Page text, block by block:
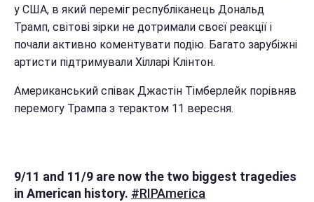
у США, в який переміг республіканець Дональд
Трамп, світові зірки не дотримали своєї реакції і
почали активно коментувати подію. Багато зарубіжні
артисти підтримували Хілларі Клінтон.
Американський співак Джастін Тімберлейк порівняв
перемогу Трампа з терактом 11 вересня.
9/11 and 11/9 are now the two biggest tragedies
in American history. #RIPAmerica